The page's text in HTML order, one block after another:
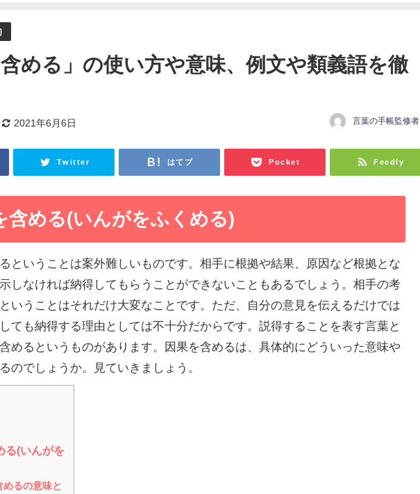
含める」の使い方や意味、例文や類義語を徹
2021年6月6日 言葉の手帳監修者
Twitter はてブ Pocket Feedly
含める(いんがをふくめる)
ということは案外難しいものです。相手に根拠や結果、原因など根拠とな
しなければ納得してもらうことができないこともあるでしょう。相手の考
いうことはそれだけ大変なことです。ただ、自分の意見を伝えるだけでは
ても納得する理由としては不十分だからです。説得することを表す言葉と
めるというものがあります。因果を含めるは、具体的にどういった意味や
のでしょうか。見ていきましょう。
る(いんがを
めるの意味と